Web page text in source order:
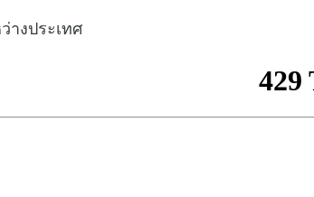
างประเทศ